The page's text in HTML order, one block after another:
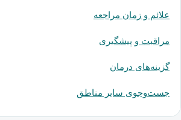
علائم و زمان مراجعه
مراقبت و پیشگیری
گزینه‌های درمان
جست‌وجوی سایر مناطق